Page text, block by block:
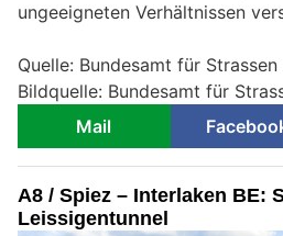
ungeeigneten Verhältnissen
Quelle: Bundesamt für Strassen
Bildquelle: Bundesamt für
Mail
A8 / Spiez – Interlaken BE:
Leissigentunnel